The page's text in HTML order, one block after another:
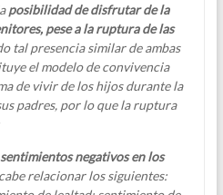
posibilidad de disfrutar de la
pese a la ruptura de las
tal presencia similar de ambas
el modelo de convivencia
de vivir de los hijos durante la
padres, por lo que la ruptura
negativos en los
relacionar los siguientes: